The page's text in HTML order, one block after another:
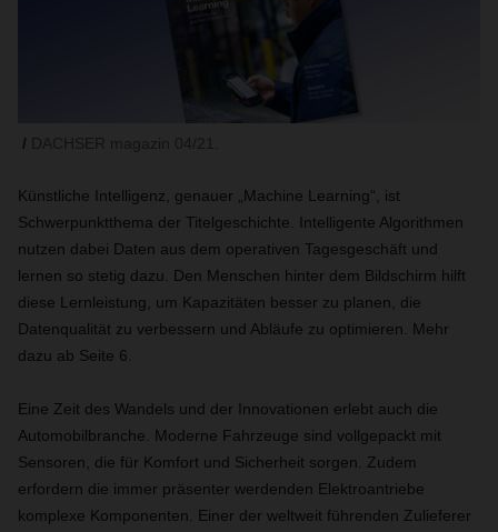
Künstliche Intelligenz, genauer „Machine Learning“, ist
Schwerpunktthema der Titelgeschichte. Intelligente Algorithmen
nutzen dabei Daten aus dem operativen Tagesgeschäft und
lernen so stetig dazu. Den Menschen hinter dem Bildschirm hilft
diese Lernleistung, um Kapazitäten besser zu planen, die
Datenqualität zu verbessern und Abläufe zu optimieren. Mehr
dazu ab Seite 6.
Eine Zeit des Wandels und der Innovationen erlebt auch die
Automobilbranche. Moderne Fahrzeuge sind vollgepackt mit
Sensoren, die für Komfort und Sicherheit sorgen. Zudem
erfordern die immer präsenter werdenden Elektroantriebe
komplexe Komponenten. Einer der weltweit führenden Zulieferer